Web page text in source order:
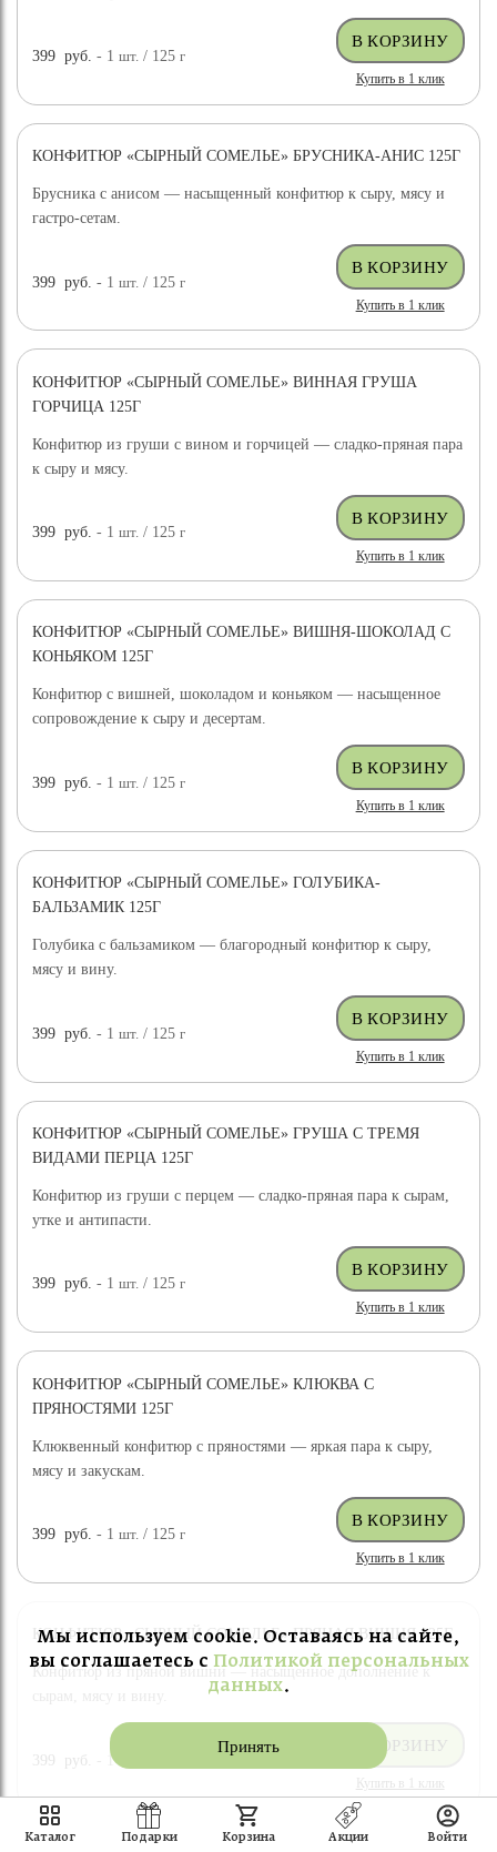
399 руб. - 1шт. / 125г
Купить в 1 клик
КОНФИТЮР «СЫРНЫЙ СОМЕЛЬЕ» БРУСНИКА-АНИС 125Г
Брусника с анисом — насыщенный конфитюр к сыру, мясу и
гастро-сетам.
399 руб. - 1шт. / 125г
Купить в 1 клик
КОНФИТЮР «СЫРНЫЙ СОМЕЛЬЕ» ВИННАЯ ГРУША
ГОРЧИЦА 125Г
Конфитюр из груши с вином и горчицей — сладко-пряная пара
к сыру и мясу.
399 руб. - 1шт. / 125г
Купить в 1 клик
КОНФИТЮР «СЫРНЫЙ СОМЕЛЬЕ» ВИШНЯ-ШОКОЛАД С
КОНЬЯКОМ 125Г
Конфитюр с вишней, шоколадом и коньяком — насыщенное
сопровождение к сыру и десертам.
399 руб. - 1шт. / 125г
Купить в 1 клик
КОНФИТЮР «СЫРНЫЙ СОМЕЛЬЕ» ГОЛУБИКА-
БАЛЬЗАМИК 125Г
Голубика с бальзамиком — благородный конфитюр к сыру,
мясу и вину.
399 руб. - 1шт. / 125г
Купить в 1 клик
КОНФИТЮР «СЫРНЫЙ СОМЕЛЬЕ» ГРУША С ТРЕМЯ
ВИДАМИ ПЕРЦА 125Г
Конфитюр из груши с перцем — сладко-пряная пара к сырам,
утке и антипасти.
399 руб. - 1шт. / 125г
Купить в 1 клик
КОНФИТЮР «СЫРНЫЙ СОМЕЛЬЕ» КЛЮКВА С
ПРЯНОСТЯМИ 125Г
Клюквенный конфитюр с пряностями — яркая пара к сыру,
мясу и закускам.
399 руб. - 1шт. / 125г
Купить в 1 клик
КОНФИТЮР «СЫРНЫЙ СОМЕЛЬЕ» ПРЯНАЯ ВИШНЯ 125Г
Конфитюр из пряной вишни — насыщенное дополнение к
399 руб. - 1
Купить в 1 клик
Мы используем cookie. Оставаясь на сайте,
вы соглашаетесь с Политикой персональных
данных.
Принять
Каталог Подарки Корзина Акции Войти